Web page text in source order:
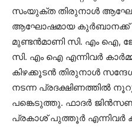
സംയുക്ത തിരുനാള്‍
ആഘോഷമായ കുര്‍ബാനക്ക്
മുണ്ടന്‍മാണി സി. എം ഐ,
സി. എം ഐ എന്നിവര്‍
കിഴക്കൂടന്‍ തിരുനാള്‍
നടന്ന പ്രദക്ഷിണത്തില്‍
പങ്കെടുത്തു. ഫാദര്‍ ജിന്‍സണ്‍
പ്രകാശ് പുത്തൂര്‍ എന്നിവര്‍